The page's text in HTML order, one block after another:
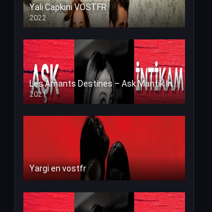
Yali Capkini VOSTFR
2022
Les Amants Destines – Ask Mantik İntikam en VF (Voix Francaise)
2021
Yargi en vostfr